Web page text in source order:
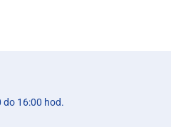
do 16:00 hod.